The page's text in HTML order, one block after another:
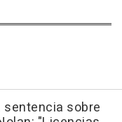
sobre